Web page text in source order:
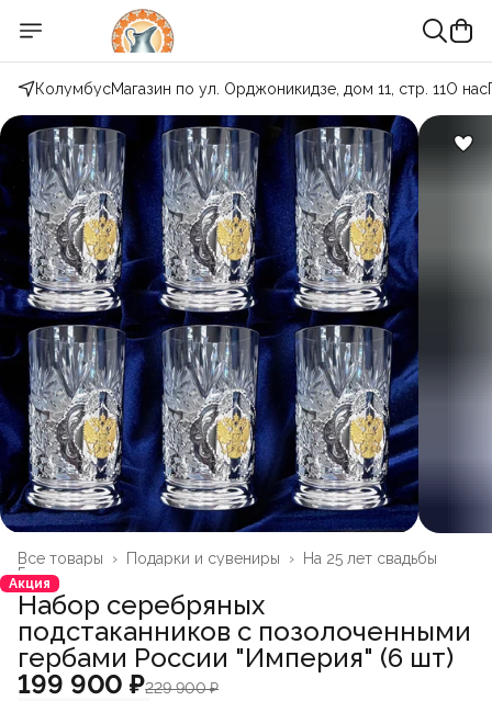
КолумбусМагазин по ул. Орджоникидзе, дом 11, стр. 11О нас
На 25 лет свадьбы
Подарки и сувениры ›
Все товары
›
Главная
Акция
Набор серебряных
подстаканников с позолоченными
гербами России "Империя" (6 шт)
199 900 ₽229 900 ₽